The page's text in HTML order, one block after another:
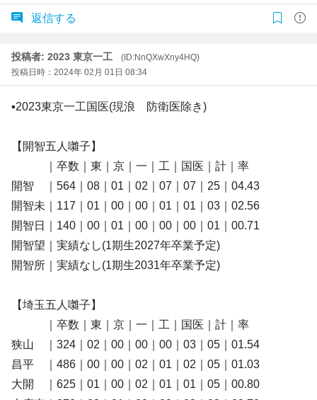
返信する
投稿者: 2023 東京一工
(ID:NnQXwXny4HQ)
投稿日時：2024年 02月 01日 08:34
▪️2023東京一工国医(現浪 防衛医除き)
【開智五人囃子】
｜卒数｜東｜京｜一｜工｜国医｜計｜率
開智 ｜564｜08｜01｜02｜07｜07｜25｜04.43
開智未｜117｜01｜00｜00｜01｜01｜03｜02.56
開智日｜140｜00｜01｜00｜00｜00｜01｜00.71
開智望｜実績なし(1期生2027年卒業予定)
開智所｜実績なし(1期生2031年卒業予定)
【埼玉五人囃子】
｜卒数｜東｜京｜一｜工｜国医｜計｜率
狭山 ｜324｜02｜00｜00｜00｜03｜05｜01.54
昌平 ｜486｜00｜00｜02｜01｜02｜05｜01.03
大開 ｜625｜01｜00｜02｜01｜01｜05｜00.80